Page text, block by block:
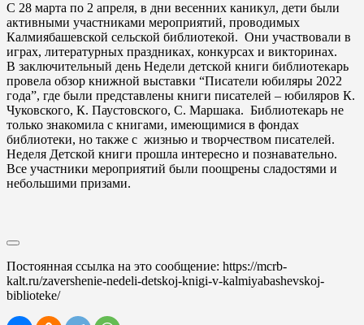
С 28 марта по 2 апреля, в дни весенних каникул, дети были
активными участниками мероприятий, проводимых
Калмиябашевской сельской библиотекой. Они участвовали в
играх, литературных праздниках, конкурсах и викторинах.
В заключительный день Недели детской книги библиотекарь
провела обзор книжной выставки “Писатели юбиляры 2022
года”, где были представлены книги писателей – юбиляров К.
Чуковского, К. Паустовского, С. Маршака. Библиотекарь не
только знакомила с книгами, имеющимися в фондах
библиотеки, но также с жизнью и творчеством писателей.
Неделя Детской книги прошла интересно и познавательно.
Все участники мероприятий были поощрены сладостями и
небольшими призами.
Постоянная ссылка на это сообщение: https://mcrb-
kalt.ru/zavershenie-nedeli-detskoj-knigi-v-kalmiyabashevskoj-
biblioteke/